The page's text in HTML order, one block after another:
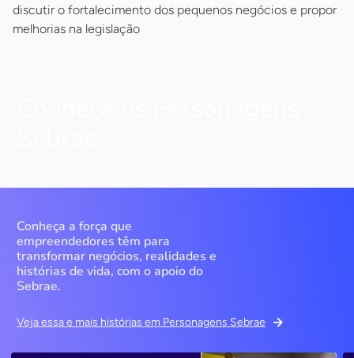
discutir o fortalecimento dos pequenos negócios e propor
melhorias na legislação
Conheça a força que
empreendedores têm para
transformar negócios, realidades e
histórias de vida, com o apoio do
Sebrae.
Veja essa e mais histórias em Personagens Sebrae